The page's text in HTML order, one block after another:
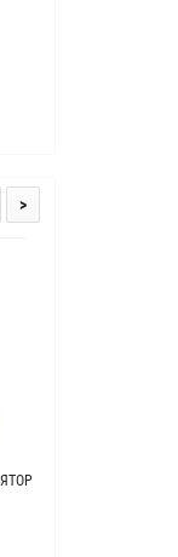
>